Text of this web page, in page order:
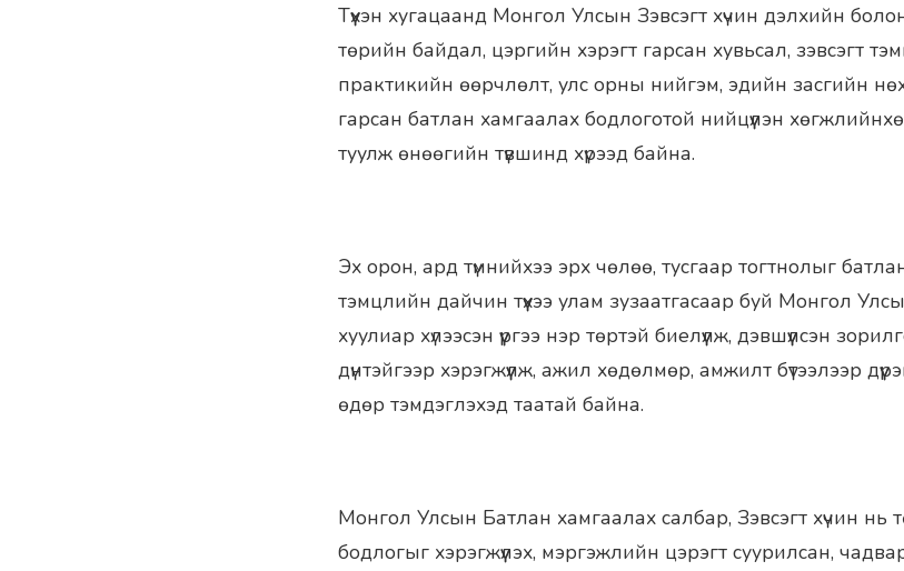
Түүхэн хугацаанд Монгол Улсын Зэвсэгт хүчин дэлхийн
төрийн байдал, цэргийн хэрэгт гарсан хувьсал, зэвсэгт
практикийн өөрчлөлт, улс орны нийгэм, эдийн засгийн
гарсан батлан хамгаалах бодлоготой нийцүүлэн
туулж өнөөгийн түвшинд хүрээд байна.
Эх орон, ард түмнийхээ эрх чөлөө, тусгаар тогтнолыг
тэмцлийн дайчин түүхээ улам зузаатгасаар буй Монгол
хуулиар хүлээсэн үүргээ нэр төртэй биелүүлж, дэвшүүлсэн
дүнтэйгээр хэрэгжүүлж, ажил хөдөлмөр, амжилт бүтээлээр
өдөр тэмдэглэхэд таатай байна.
Монгол Улсын Батлан хамгаалах салбар, Зэвсэгт хүчин нь
бодлогыг хэрэгжүүлэх, мэргэжлийн цэрэгт суурилсан,